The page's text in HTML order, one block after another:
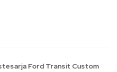
Ford Transit Custom